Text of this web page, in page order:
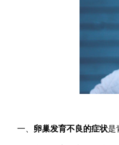
一、 卵巢发育不良的症状是